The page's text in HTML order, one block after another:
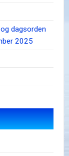
dagsorden
2025